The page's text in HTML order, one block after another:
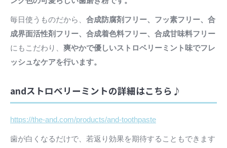
毎日使うものだから、 合成防腐剤フリー、フッ素フリー、合
成界面活性剤フリー、合成着色料フリー、合成甘味料フリー
にもこだわり、 爽やかで優しいストロベリーミント味でフレ
ッシュなケアを行います。
andストロベリーミントの詳細はこちら♪
https://the-and.com/products/and-toothpaste
歯が白くなるだけで、若返り効果を期待することもできます